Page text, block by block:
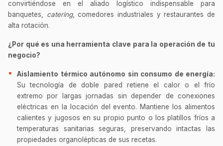
convirtiéndose en el aliado logístico indispensable para
banquetes, catering, comedores industriales y restaurantes de
alta rotación.
¿Por qué es una herramienta clave para la operación de tu
negocio?
Aislamiento térmico autónomo sin consumo de energía:
Su tecnología de doble pared retiene el calor o el frío
extremo por largas jornadas sin depender de conexiones
eléctricas en la locación del evento. Mantiene los alimentos
calientes y jugosos en su propio punto o los platillos fríos a
temperaturas sanitarias seguras, preservando intactas las
propiedades organolépticas de sus recetas.